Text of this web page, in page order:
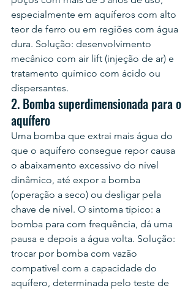
especialmente em aquíferos com alto
teor de ferro ou em regiões com água
dura. Solução: desenvolvimento
mecânico com air lift (injeção de ar) e
tratamento químico com ácido ou
dispersantes.
2. Bomba superdimensionada para o
aquífero
Uma bomba que extrai mais água do
que o aquífero consegue repor causa
o abaixamento excessivo do nível
dinâmico, até expor a bomba
(operação a seco) ou desligar pela
chave de nível. O sintoma típico: a
bomba para com frequência, dá uma
pausa e depois a água volta. Solução:
trocar por bomba com vazão
compativel com a capacidade do
aquífero, determinada pelo teste de